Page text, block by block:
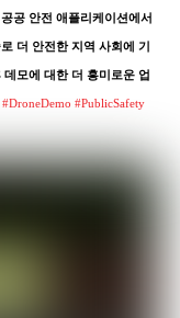
공 안전 애플리케이션에서
더 안전한 지역 사회에 기
모에 대한 더 흥미로운 업
#DroneDemo #PublicSafety